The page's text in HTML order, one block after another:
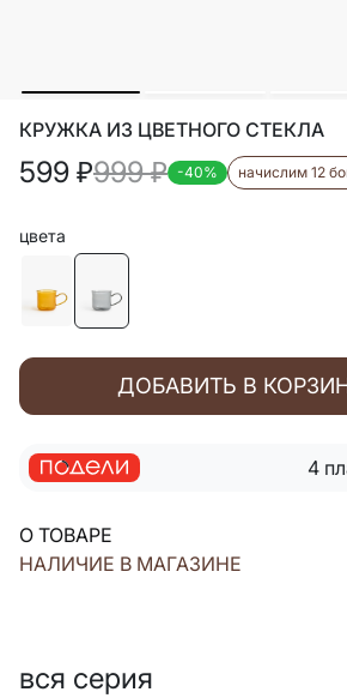
КРУЖКА ИЗ ЦВЕТНОГО СТЕКЛА
599 ₽999₽ -40% начислим 12
цвета
ДОБАВИТЬ В
4
О ТОВАРЕ
НАЛИЧИЕ В МАГАЗИНЕ
вся серия